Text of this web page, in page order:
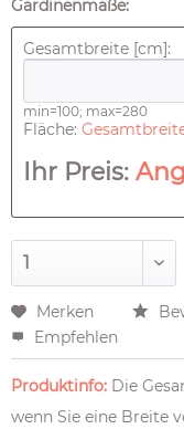
Gardinenmaße:
Gesamtbreite [cm]:
min=100; max=280
Fläche:
Ihr Preis:
Merken
Empfehlen
Produktinfo: Die
wenn Sie eine Breite